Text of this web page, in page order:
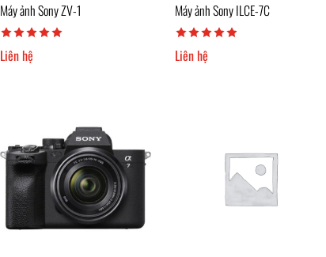
Máy ảnh Sony ZV-1
Liên hệ
Máy ảnh Sony ILCE-7C
Liên hệ